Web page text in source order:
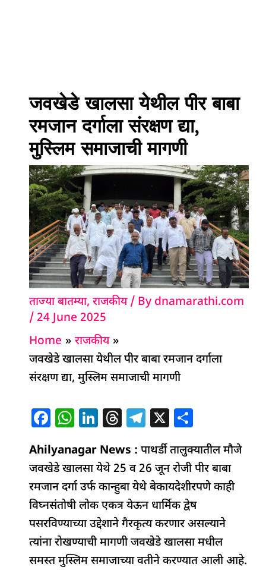
जवखेडे खालसा येथील पीर बाबा
रमजान दर्गाला संरक्षण द्या,
मुस्लिम समाजाची मागणी
ताज्या बातम्या,राजकीय/ By dnamarathi.com
/24 June 2025
Home
राजकीय
जवखेडे खालसा येथील पीर बाबा रमजान दर्गाला
संरक्षण द्या, मुस्लिम समाजाची मागणी
F
c
e
b
o
o
k
W
at
s
A
p
p
Li
k
e
dI
n
T
re
a
d
s
T
el
e
g
ra
m
X
ar
e
Ahilyanagar News :पाथर्डी तालुक्यातील मौजे
जवखेडे खालसा येथे 25 व 26 जून रोजी पीर बाबा
रमजान दर्गा उर्फ कान्हुबा येथे बेकायदेशीरपणे काही
विघ्नसंतोषी लोक एकत्र येऊन धार्मिक द्वेष
पसरविण्याच्या उद्देशाने गैरकृत्य करणार असल्याने
त्यांना रोखण्याची मागणी जवखेडे खालसा मधील
समस्त मुस्लिम समाजाच्या वतीने करण्यात आली आहे.